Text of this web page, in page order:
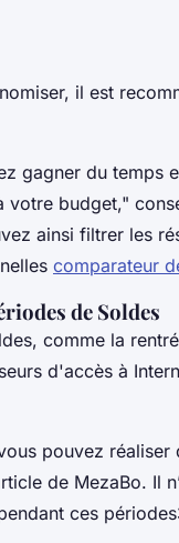
il est
gagner du temps
budget,"
ainsi filtrer les
comparateur
de Soldes
comme la
d'accès à
pouvez réaliser
de MezaBo. Il
ces